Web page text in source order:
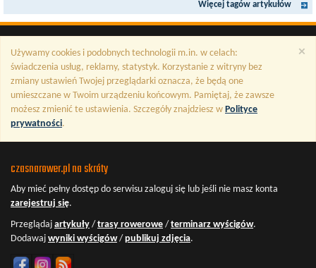
Więcej tagów artykułów
×
Używamy cookies i podobnych technologii m.in. w celach:
świadczenia usług, reklamy, statystyk. Korzystanie z witryny bez
zmiany ustawień Twojej przeglądarki oznacza, że będą one
umieszczane w Twoim urządzeniu końcowym. Pamiętaj, że zawsze
możesz zmienić te ustawienia. Szczegóły znajdziesz w Polityce
prywatności.
czasnarower.pl na skróty
Aby mieć pełny dostęp do serwisu zaloguj się lub jeśli nie masz konta
zarejestruj się.
Przeglądaj artykuły / trasy rowerowe / terminarz wyścigów.
Dodawaj wyniki wyścigów/ publikuj zdjęcia.